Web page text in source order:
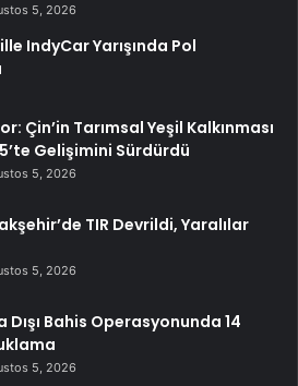
5, 2026
IndyCar Yarışında Pol
Çin’in Tarımsal Yeşil Kalkınması
Gelişimini Sürdürdü
5, 2026
TIR Devrildi, Yaralılar
5, 2026
Dışı Bahis Operasyonunda 14
5, 2026